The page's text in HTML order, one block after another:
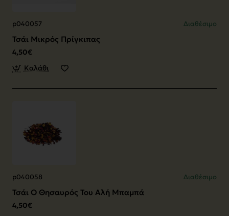
p040057 Διαθέσιμο
Τσάι Μικρός Πρίγκιπας
4,50€
Καλάθι
p040058 Διαθέσιμο
Τσάι Ο Θησαυρός Του Αλή Μπαμπά
4,50€